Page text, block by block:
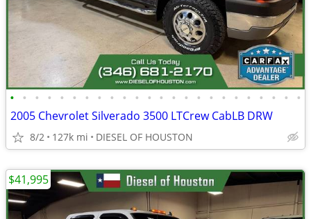
• • • • • • • • • • • • • • • • • • • • • • • •
2005 Chevrolet Silverado 3500 LTCrew CabLB DRW
8/2 127k mi DIESEL OF HOUSTON
$41,995